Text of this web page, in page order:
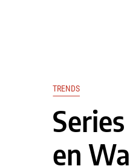
TRENDS
en